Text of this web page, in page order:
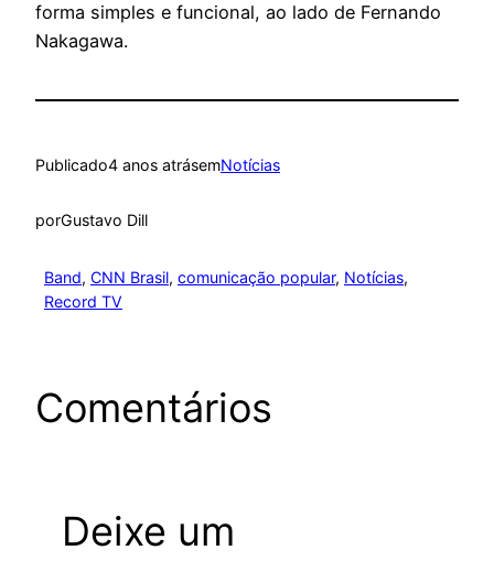
forma simples e funcional, ao lado de Fernando
Nakagawa.
Publicado4 anos atrásemNotícias
porGustavo Dill
Band, CNN Brasil, comunicação popular, Notícias
Record TV
Comentários
Deixe um